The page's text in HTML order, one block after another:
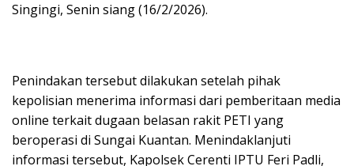
Singingi, Senin siang (16/2/2026).
Penindakan tersebut dilakukan setelah pihak
kepolisian menerima informasi dari pemberitaan media
online terkait dugaan belasan rakit PETI yang
beroperasi di Sungai Kuantan. Menindaklanjuti
informasi tersebut, Kapolsek Cerenti IPTU Feri Padli,